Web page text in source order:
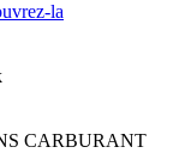
la
CARBURANT